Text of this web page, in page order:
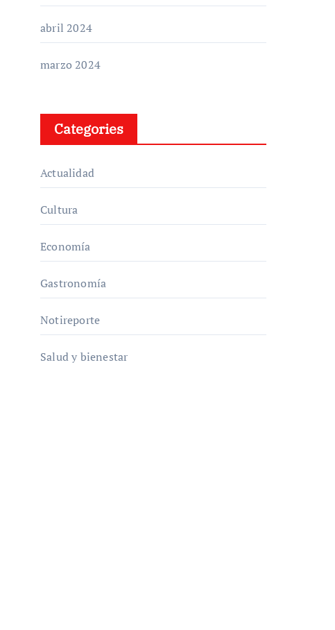
abril 2024
marzo 2024
Categories
Actualidad
Cultura
Economía
Gastronomía
Notireporte
Salud y bienestar